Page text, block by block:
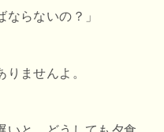
ならないの？」
ませんよ。